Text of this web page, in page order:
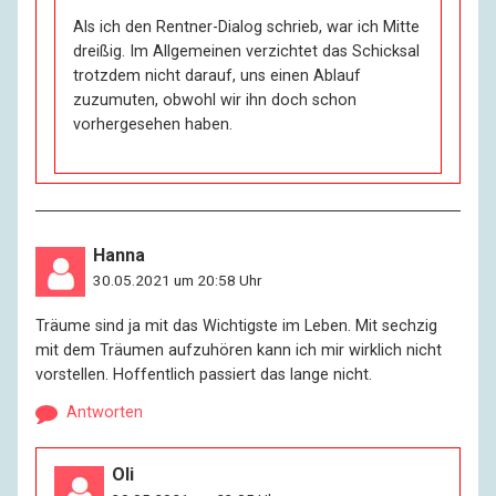
Sicher. Ein junger Homosexueller oder ein alter
Familienvater scheinen besser dran zu sein als ich. Im
Einzelnen kann das dann natürlich ganz anders
tun, um Ihre Situation zu verbessern?
mir von Zeit zu Zeit Gesellschaft zu leisten. – Nein,
materielle Hilfe brauch’ ich keine. Aber das ist Zufall.
Dass ich niemandem auf der Tasche liege, dass ich
unabhängig bin von finanzieller Unterstützung, das ist
hat als ich, dass er die Unterstützung erhält, die er
braucht. Sie fragen nach dem Alter: Natürlich ist das
Als ich den Rentner-Dialog schrieb, war ich Mitte
dreißig. Im Allgemeinen verzichtet das Schicksal
trotzdem nicht darauf, uns einen Ablauf
zuzumuten, obwohl wir ihn doch schon
vorhergesehen haben.
Hanna
30.05.2021 um 20:58 Uhr
Träume sind ja mit das Wichtigste im Leben. Mit sechzig
mit dem Träumen aufzuhören kann ich mir wirklich nicht
vorstellen. Hoffentlich passiert das lange nicht.
Antworten
Oli